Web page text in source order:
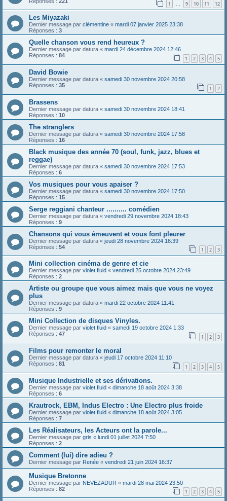
1 9 10 11 12
Les Miyazaki
Dernier message par clémentine « mardi 07 janvier 2025 23:38
Réponses : 3
Quelle chanson vous rend heureux ?
Dernier message par datura « mardi 24 décembre 2024 12:46
Réponses : 84 1 2 3 4 5
David Bowie
Dernier message par datura « samedi 30 novembre 2024 20:58
Réponses : 35 1 2
Brassens
Dernier message par datura « samedi 30 novembre 2024 18:41
Réponses : 10
The stranglers
Dernier message par datura « samedi 30 novembre 2024 17:58
Réponses : 16
Black musique des année 70 (soul, funk, jazz, blues et
reggae)
Dernier message par datura « samedi 30 novembre 2024 17:53
Réponses : 6
Vos musiques pour vous apaiser ?
Dernier message par datura « samedi 30 novembre 2024 17:50
Réponses : 15
Serge reggiani chanteur .......... comédien
Dernier message par datura « vendredi 29 novembre 2024 18:43
Réponses : 9
Chansons qui vous émeuvent et vous font pleurer
Dernier message par datura « jeudi 28 novembre 2024 16:39
Réponses : 54 1 2 3
Mini collection cinéma de genre et cie
Dernier message par violet fluid « vendredi 25 octobre 2024 23:49
Réponses : 2
Artiste ou groupe que vous aimez mais que vous ne voyez
plus
Dernier message par datura « mardi 22 octobre 2024 11:41
Réponses : 9
Mini Collection de disques Vinyles.
Dernier message par violet fluid « samedi 19 octobre 2024 1:33
Réponses : 47 1 2 3
Films pour remonter le moral
Dernier message par datura « jeudi 17 octobre 2024 11:10
Réponses : 81 1 2 3 4 5
Musique Industrielle et ses dérivations.
Dernier message par violet fluid « dimanche 18 août 2024 3:38
Réponses : 6
Krautrock, EBM, Indus Electro : Une Electro plus froide
Dernier message par violet fluid « dimanche 18 août 2024 3:05
Réponses : 7
Les Réalisateurs, les Acteurs ont la parole...
Dernier message par gris « lundi 01 juillet 2024 7:50
Réponses : 2
Comment (lui) dire adieu ?
Dernier message par Renée « vendredi 21 juin 2024 16:37
Musique Bretonne
Dernier message par NEVEZADUR « mardi 28 mai 2024 23:50
Réponses : 82 1 2 3 4 5